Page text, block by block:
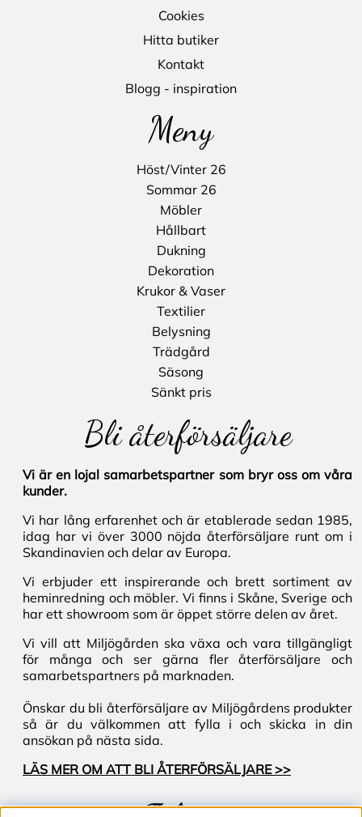
Cookies
Hitta butiker
Kontakt
Blogg - inspiration
Meny
Höst/Vinter 26
Sommar 26
Möbler
Hållbart
Dukning
Dekoration
Krukor & Vaser
Textilier
Belysning
Trädgård
Säsong
Sänkt pris
Bli återförsäljare
Vi är en lojal samarbetspartner som bryr oss om våra
kunder.
Vi har lång erfarenhet och är etablerade sedan 1985,
idag har vi över 3000 nöjda återförsäljare runt om i
Skandinavien och delar av Europa.
Vi erbjuder ett inspirerande och brett sortiment av
heminredning och möbler. Vi finns i Skåne, Sverige och
har ett showroom som är öppet större delen av året.
Vi vill att Miljögården ska växa och vara tillgängligt
för många och ser gärna fler återförsäljare och
samarbetspartners på marknaden.
Önskar du bli återförsäljare av Miljögårdens produkter
så är du välkommen att fylla i och skicka in din
ansökan på nästa sida.
LÄS MER OM ATT BLI ÅTERFÖRSÄLJARE >>